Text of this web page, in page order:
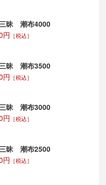
昧 潮布4000
円 ［税込］
昧 潮布3500
円 ［税込］
昧 潮布3000
円 ［税込］
昧 潮布2500
円 ［税込］